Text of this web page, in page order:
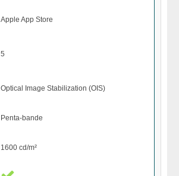
Apple App Store
5
Optical Image Stabilization (OIS)
Penta-bande
1600 cd/m²